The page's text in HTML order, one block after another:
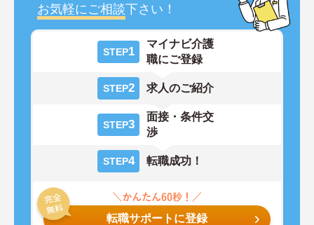
お気軽にご相談下さい！
STEP1
マイナビ介護
職にご登録
STEP2 求人のご紹介
STEP3
面接・条件交
渉
STEP4 転職成功！
転職サポートに登録